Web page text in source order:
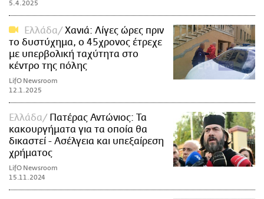
5.4.2025
Ελλάδα
Χανιά: Λίγες ώρες πριν
το δυστύχημα, ο 45χρονος έτρεχε
με υπερβολική ταχύτητα στο
κέντρο της πόλης
LifO Newsroom
12.1.2025
Ελλάδα
Πατέρας Αντώνιος: Τα
κακουργήματα για τα οποία θα
δικαστεί - Ασέλγεια και υπεξαίρεση
χρήματος
LifO Newsroom
15.11.2024